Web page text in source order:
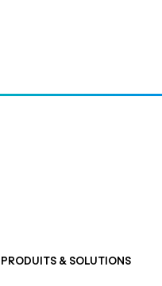
PRODUITS & SOLUTIONS